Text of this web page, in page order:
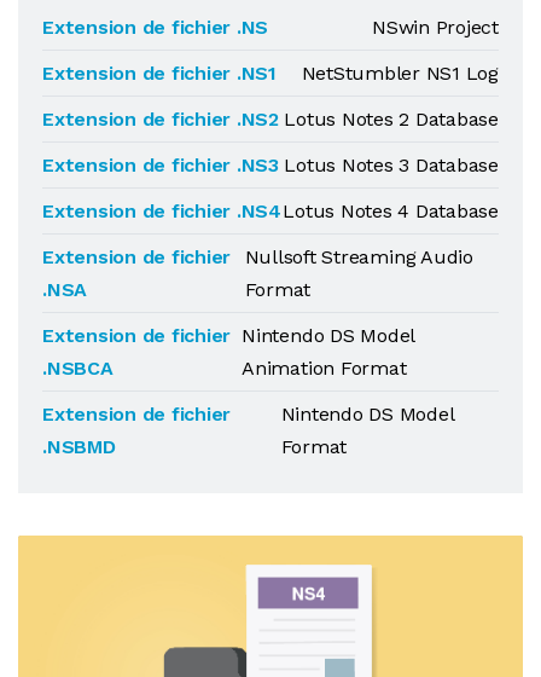
Extension de fichier .NS
NSwin Project
Extension de fichier .NS1
NetStumbler NS1 Log
Extension de fichier .NS2 Lotus Notes 2 Database
Extension de fichier .NS3 Lotus Notes 3 Database
Extension de fichier .NS4Lotus Notes 4 Database
Extension de fichier
.NSA
Nullsoft Streaming Audio
Format
Extension de fichier
.NSBCA
Nintendo DS Model
Animation Format
Extension de fichier
.NSBMD
Nintendo DS Model
Format